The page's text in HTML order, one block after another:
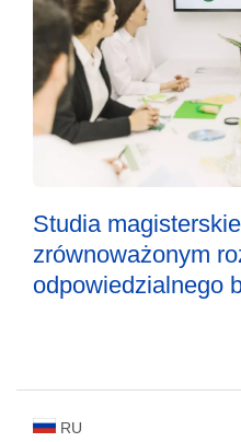
Studia
zrównoważonym
odpowiedzialnego
RU